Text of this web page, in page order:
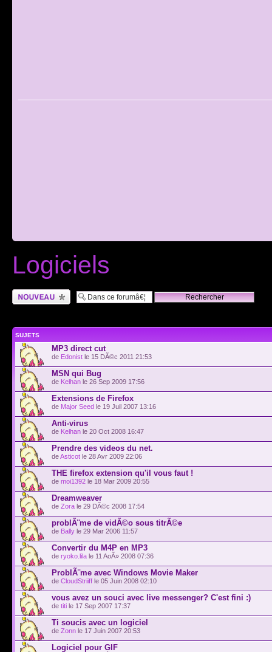
Logiciels
Ecrire un nouveau
sujet
SUJETS
MP3 direct cut
de Edonist le 15 DÃ©c 2011 21:53
MSN qui Bug
de Kelhan le 26 Sep 2009 17:56
Extensions de Firefox
de Major Seed le 19 Juil 2007 13:16
Anti-virus
de Kelhan le 20 Oct 2008 16:47
Prendre des videos du net.
deAsticot le 28 Avr 2009 22:06
THE firefox extension qu'il vous faut !
de moi1392 le 18 Mar 2009 20:55
Dreamweaver
de Zora le 29 DÃ©c 2008 17:54
problÃ¨me de vidÃ©o sous titrÃ©e
de Bally le 29 Mar 2006 11:57
Convertir du M4P en MP3
de ryoko.lila le 11 AoÃ» 2008 07:36
ProblÃ¨me avec Windows Movie Maker
de CloudStriiff le 05 Juin 2008 02:10
vous avez un souci avec live messenger? C'est fini :)
de titi le 17 Sep 2007 17:37
Ti soucis avec un logiciel
de Zonn le 17 Juin 2007 20:53
Logiciel pour GIF